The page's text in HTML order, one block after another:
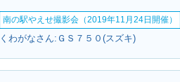
南の駅やえせ撮影会（2019年11月24日開催）
くわがなさん:ＧＳ７５０(スズキ)